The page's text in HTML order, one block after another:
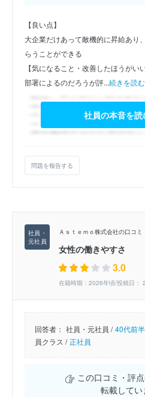
【良い点】
大企業だけあって敵機的に昇給あり
らうことができる
【気になること・改善したほうがい
部署によるのだろうが評...続きを読
社員の本音を読
問題を報告する
Ａｓｔｅｍｏ株式会社の口コミ
女性の働きやすさ
3.0
在籍時期：2026年頃/投稿日：
回答者： 社員・元社員 / 40代前半
員クラス / 正社員
この口コミ・評
転載してい